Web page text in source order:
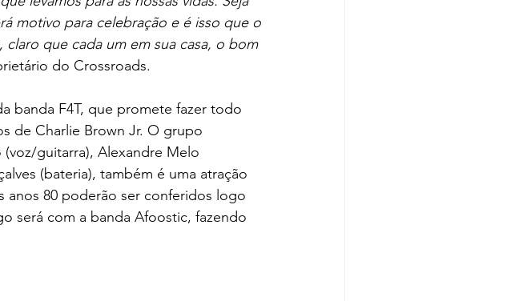
motivo para celebração e é isso que o
claro que cada um em sua casa, o bom
do Crossroads.
banda F4T, que promete fazer todo
de Charlie Brown Jr. O grupo
guitarra), Alexandre Melo
(bateria), também é uma atração
anos 80 poderão ser conferidos logo
será com a banda Afoostic, fazendo